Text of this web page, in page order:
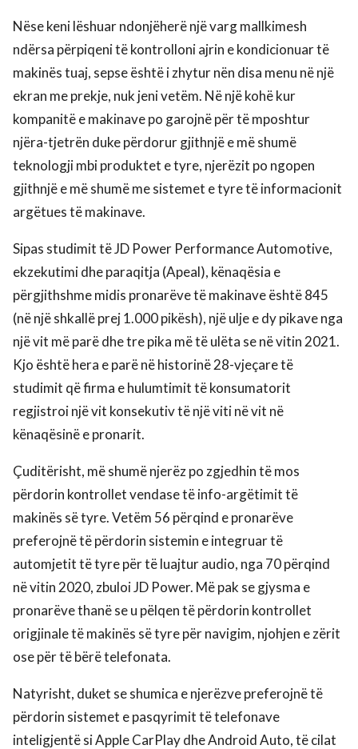
Nëse keni lëshuar ndonjëherë një varg mallkimesh
ndërsa përpiqeni të kontrolloni ajrin e kondicionuar të
makinës tuaj, sepse është i zhytur nën disa menu në një
ekran me prekje, nuk jeni vetëm. Në një kohë kur
kompanitë e makinave po garojnë për të mposhtur
njëra-tjetrën duke përdorur gjithnjë e më shumë
teknologji mbi produktet e tyre, njerëzit po ngopen
gjithnjë e më shumë me sistemet e tyre të informacionit
argëtues të makinave.
Sipas studimit të JD Power Performance Automotive,
ekzekutimi dhe paraqitja (Apeal), kënaqësia e
përgjithshme midis pronarëve të makinave është 845
(në një shkallë prej 1.000 pikësh), një ulje e dy pikave nga
një vit më parë dhe tre pika më të ulëta se në vitin 2021.
Kjo është hera e parë në historinë 28-vjeçare të
studimit që firma e hulumtimit të konsumatorit
regjistroi një vit konsekutiv të një viti në vit në
kënaqësinë e pronarit.
Çuditërisht, më shumë njerëz po zgjedhin të mos
përdorin kontrollet vendase të info-argëtimit të
makinës së tyre. Vetëm 56 përqind e pronarëve
preferojnë të përdorin sistemin e integruar të
automjetit të tyre për të luajtur audio, nga 70 përqind
në vitin 2020, zbuloi JD Power. Më pak se gjysma e
pronarëve thanë se u pëlqen të përdorin kontrollet
origjinale të makinës së tyre për navigim, njohjen e zërit
ose për të bërë telefonata.
Natyrisht, duket se shumica e njerëzve preferojnë të
përdorin sistemet e pasqyrimit të telefonave
inteligjentë si Apple CarPlay dhe Android Auto, të cilat